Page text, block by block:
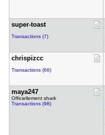
super-toas​t
Transactions (7)
chrispizcc
Transactions (66)
maya247
Officiellement shark
Transactions (98)